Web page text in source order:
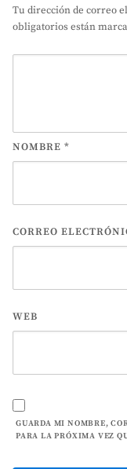
Tu dirección de correo
obligatorios están
NOMBRE *
CORREO
WEB
GUARDA MI NOMBRE,
PARA LA PRÓXIMA VEZ